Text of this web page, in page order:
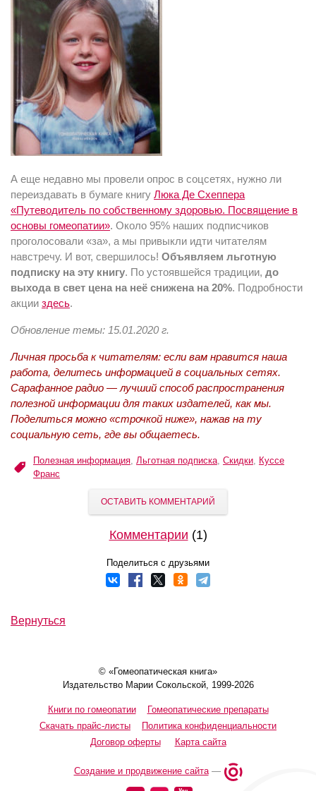
А еще недавно мы провели опрос в соцсетях, нужно ли
переиздавать в бумаге книгу Люка Де Схеппера
«Путеводитель по собственному здоровью. Посвящение в
основы гомеопатии». Около 95% наших подписчиков
проголосовали «за», а мы привыкли идти читателям
навстречу. И вот, свершилось! Объявляем льготную
подписку на эту книгу. По устоявшейся традиции, до
выхода в свет цена на неё снижена на 20%. Подробности
акции здесь.
Обновление темы: 15.01.2020 г.
Личная просьба к читателям: если вам нравится наша
работа, делитесь информацией в социальных сетях.
Сарафанное радио — лучший способ распространения
полезной информации для таких издателей, как мы.
Поделиться можно «строчкой ниже», нажав на ту
социальную сеть, где вы общаетесь.
Полезная информация, Льготная подписка, Скидки, Куссе
Франс
ОСТАВИТЬ КОММЕНТАРИЙ
Комментарии (1)
Поделиться с друзьями
Вернуться
© «Гомеопатическая книга»
Издательство Марии Сокольской, 1999-2026
Книги по гомеопатии
Гомеопатические препараты
Скачать прайс-листы
Политика конфиденциальности
Договор оферты
Карта сайта
Создание и продвижение сайта—